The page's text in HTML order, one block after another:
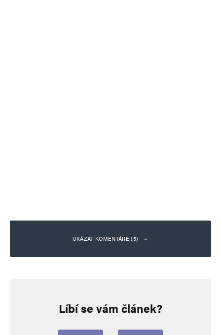
UKÁZAT KOMENTÁŘE (5)
1. 5. 2024 (13:55)
Líbí se vám článek?